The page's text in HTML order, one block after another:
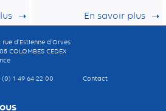
de rétention de la
En savoir plus
rue d’Estienne d’Orves
COLOMBES CEDEX
(0) 1 49 64 22 00 Contact